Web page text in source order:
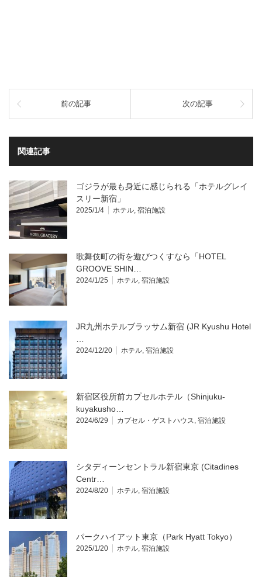
前の記事 次の記事
関連記事
ゴジラが最も身近に感じられる「ホテルグレイ
スリー新宿」
2025/1/4 ホテル, 宿泊施設
歌舞伎町の街を遊びつくすなら「HOTEL
GROOVE SHIN…
2024/1/25 ホテル, 宿泊施設
JR九州ホテルブラッサム新宿 (JR Kyushu Hotel
2024/12/20 ホテル, 宿泊施設
新宿区役所前カプセルホテル（Shinjuku-
kuyakusho…
2024/6/29 カプセル・ゲストハウス, 宿泊施設
シタディーンセントラル新宿東京 (Citadines
Centr…
2024/8/20 ホテル, 宿泊施設
パークハイアット東京（Park Hyatt Tokyo）
2025/1/20 ホテル, 宿泊施設